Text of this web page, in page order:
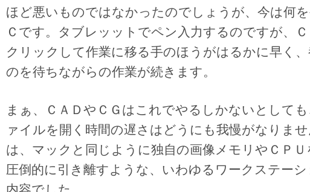
ほど悪いものではなかったのでしょうが、今は何
Ｃです。タブレッットでペン入力するのですが、
クリックして作業に移る手のほうがはるかに早く
のを待ちながらの作業が続きます。
まぁ、ＣＡＤやＣＧはこれでやるしかないとして
ァイルを開く時間の遅さはどうにも我慢がなりま
は、マックと同じように独自の画像メモリやＣＰ
圧倒的に引き離すような、いわゆるワークステー
内容でした。